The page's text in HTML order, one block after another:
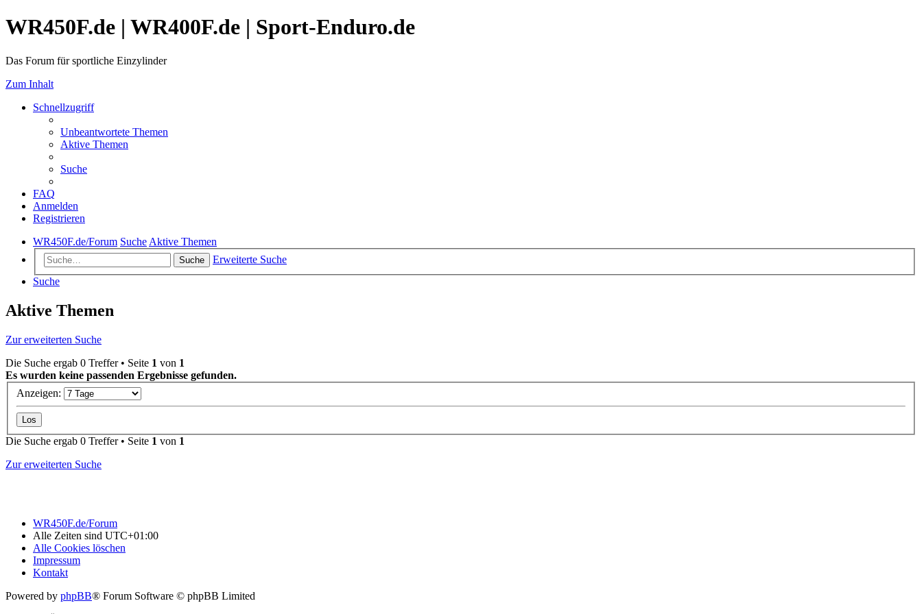
WR450F.de | WR400F.de | Sport-Enduro.de
Das Forum für sportliche Einzylinder
Zum Inhalt
Schnellzugriff
Unbeantwortete Themen
Aktive Themen
Suche
FAQ
Anmelden
Registrieren
WR450F.de/Forum Suche Aktive Themen
Suche
Erweiterte Suche
Suche
Aktive Themen
Zur erweiterten Suche
Die Suche ergab 0 Treffer • Seite 1 von 1
Es wurden keine passenden Ergebnisse gefunden.
Anzeigen:
Die Suche ergab 0 Treffer • Seite 1 von 1
Zur erweiterten Suche
WR450F.de/Forum
Alle Zeiten sind UTC+01:00
Alle Cookies löschen
Impressum
Kontakt
Powered by phpBB® Forum Software © phpBB Limited